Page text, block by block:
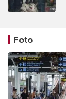
Foto